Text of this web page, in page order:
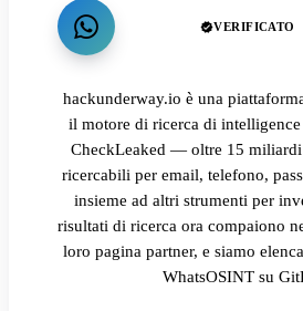
VERIFICATO
hackunderway.io è una
il motore di ricerca di
CheckLeaked — oltre 15 miliardi
ricercabili per email, telefono,
insieme ad altri strumenti per
risultati di ricerca ora compaiono
loro pagina partner, e siamo
WhatsOSINT su